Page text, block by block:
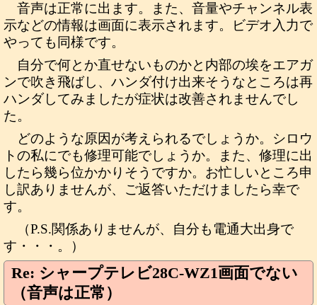
音声は正常に出ます。また、音量やチャンネル表
示などの情報は画面に表示されます。ビデオ入力で
やっても同様です。
自分で何とか直せないものかと内部の埃をエアガ
ンで吹き飛ばし、ハンダ付け出来そうなところは再
ハンダしてみましたが症状は改善されませんでし
た。
どのような原因が考えられるでしょうか。シロウ
トの私にでも修理可能でしょうか。また、修理に出
したら幾ら位かかりそうですか。お忙しいところ申
し訳ありませんが、ご返答いただけましたら幸で
す。
（P.S.関係ありませんが、自分も電通大出身で
す・・・。）
Re: シャープテレビ28C-WZ1画面でない
（音声は正常）